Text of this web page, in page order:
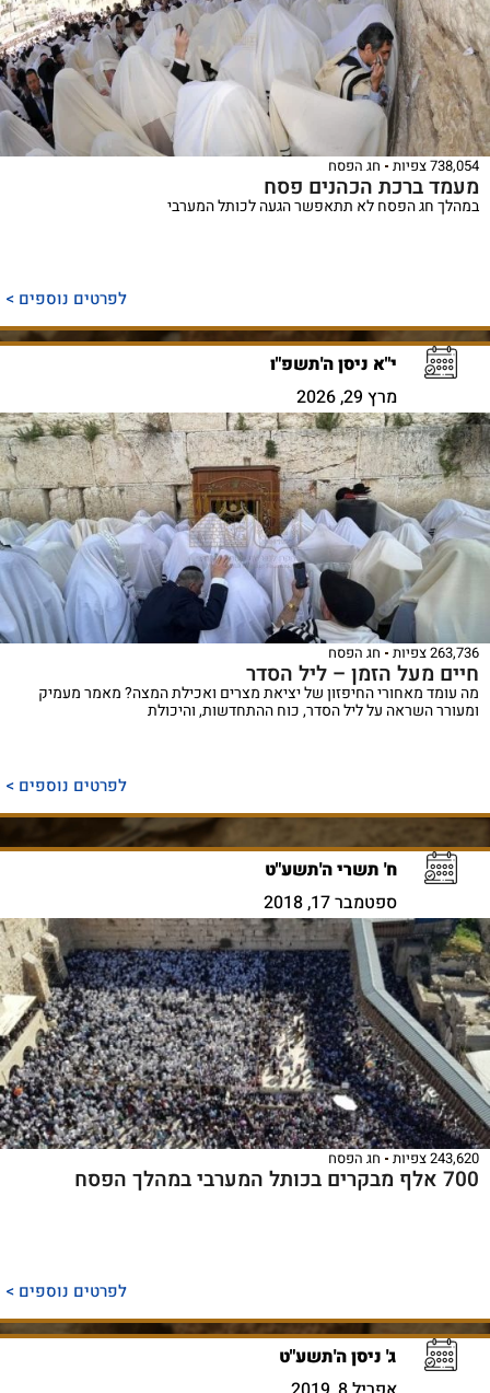
738,054 צפיות חג הפסח
מעמד ברכת הכהנים פסח
במהלך חג הפסח לא תתאפשר הגעה לכותל המערבי
לפרטים נוספים >
י"א ניסן ה'תשפ"ו
מרץ 29, 2026
263,736 צפיות חג הפסח
חיים מעל הזמן – ליל הסדר
מה עומד מאחורי החיפזון של יציאת מצרים ואכילת המצה? מאמר מעמיק
ומעורר השראה על ליל הסדר, כוח ההתחדשות, והיכולת
לפרטים נוספים >
ח' תשרי ה'תשע"ט
ספטמבר 17, 2018
243,620 צפיות חג הפסח
700 אלף מבקרים בכותל המערבי במהלך הפסח
לפרטים נוספים >
ג' ניסן ה'תשע"ט